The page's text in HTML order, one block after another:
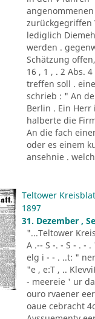
zurückgegriffen
lediglich
werden .
Schätzung
16 , 1 , . 2 Abs.
treffen soll .
schrieb : " An
Berlin . Ein
halberte die
An die fach
oder es einem
ansehnie .
Teltower
1897
31. Dezember ,
"...Teltower
A .-- S -. - S - . -
elg i - - . ..t: "
"e , e:T , ..
- meereie ' ur
ouro rvaener
oaue cebracht